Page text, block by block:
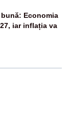
Economia
iar inflația va